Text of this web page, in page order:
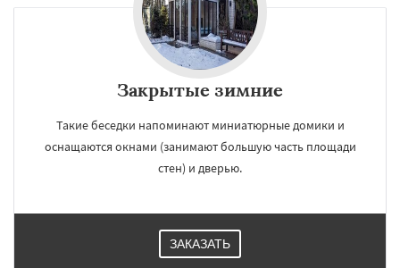
Закрытые зимние
Такие беседки напоминают миниатюрные домики и
оснащаются окнами (занимают большую часть площади
стен) и дверью.
ЗАКАЗАТЬ